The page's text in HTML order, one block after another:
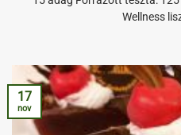
Wellness
17
nov